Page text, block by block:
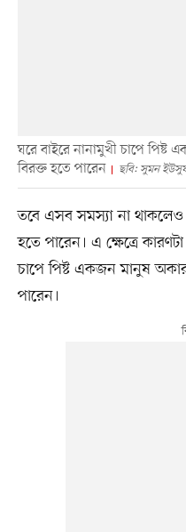
ঘরে বাইরে নানামুখী চাপে
বিরক্ত হতে পারেন
ছবি: সুমন
তবে এসব সমস্যা না থাকলেও
হতে পারেন। এ ক্ষেত্রে
চাপে পিষ্ট একজন মানুষ
পারেন।